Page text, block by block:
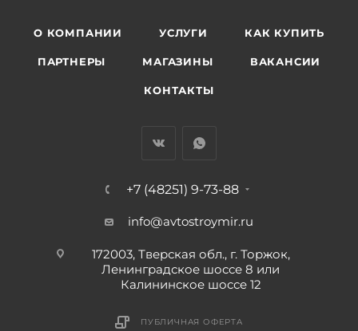
О КОМПАНИИ УСЛУГИ КАК КУПИТЬ
ПАРТНЕРЫ МАГАЗИНЫ ВАКАНСИИ
КОНТАКТЫ
+7 (48251) 9-73-88
info@avtostroymir.ru
172003, Тверская обл., г. Торжок,
Ленинградское шоссе 8 или
Калининское шоссе 12
ПУБЛИЧНАЯ ОФЕРТА